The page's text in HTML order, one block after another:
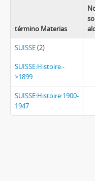
término Materias
SUISSE(2)
SUISSE:Histoire:-
>1899
SUISSE:Histoire:1900-
1947